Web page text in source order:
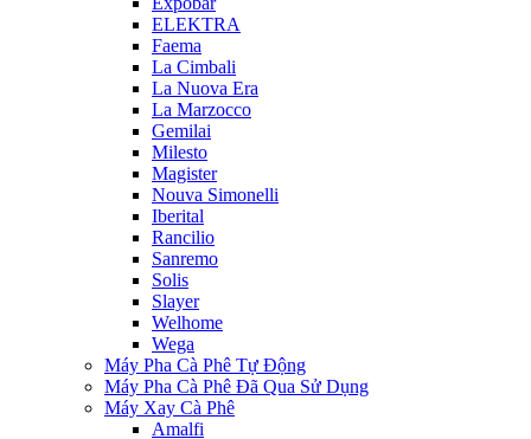
ELEKTRA
Faema
La Cimbali
La Nuova Era
La Marzocco
Gemilai
Milesto
Magister
Nouva Simonelli
Iberital
Rancilio
Sanremo
Solis
Slayer
Welhome
Wega
Máy Pha Cà Phê Tự Động
Máy Pha Cà Phê Đã Qua Sử Dụng
Máy Xay Cà Phê
Amalfi